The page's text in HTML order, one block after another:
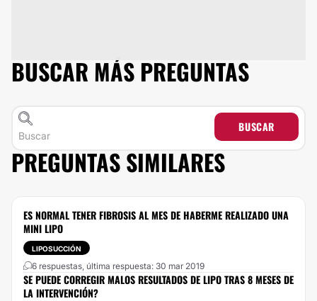
BUSCAR MÁS PREGUNTAS
BUSCAR
PREGUNTAS SIMILARES
ES NORMAL TENER FIBROSIS AL MES DE HABERME REALIZADO UNA
MINI LIPO
LIPOSUCCIÓN
6 respuestas, última respuesta: 30 mar 2019
SE PUEDE CORREGIR MALOS RESULTADOS DE LIPO TRAS 8 MESES DE
LA INTERVENCIÓN?